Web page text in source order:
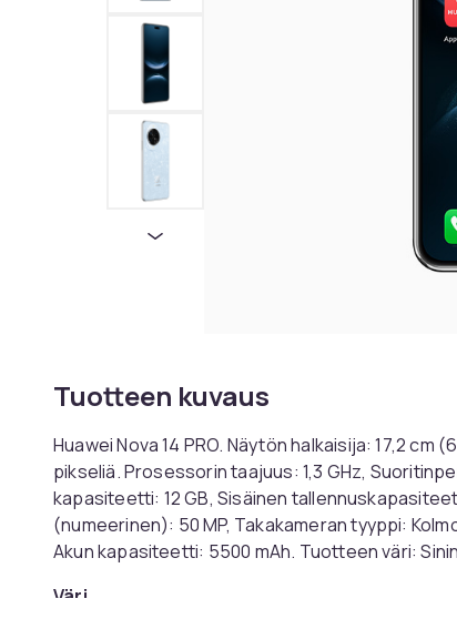
Tuotteen kuvaus
Huawei Nova 14 PRO. Näytön halkaisija: 17,2
pikseliä. Prosessorin taajuus: 1,3 GHz,
kapasiteetti: 12 GB, Sisäinen
(numeerinen): 50 MP, Takakameran tyyppi:
Akun kapasiteetti: 5500 mAh. Tuotteen väri:
Väri